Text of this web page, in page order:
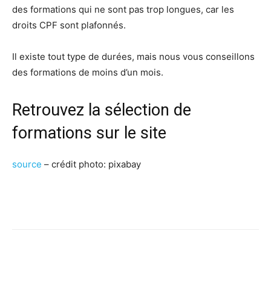
des formations qui ne sont pas trop longues, car les
droits CPF sont plafonnés.
Il existe tout type de durées, mais nous vous conseillons
des formations de moins d’un mois.
Retrouvez la sélection de
formations sur le site
source – crédit photo: pixabay